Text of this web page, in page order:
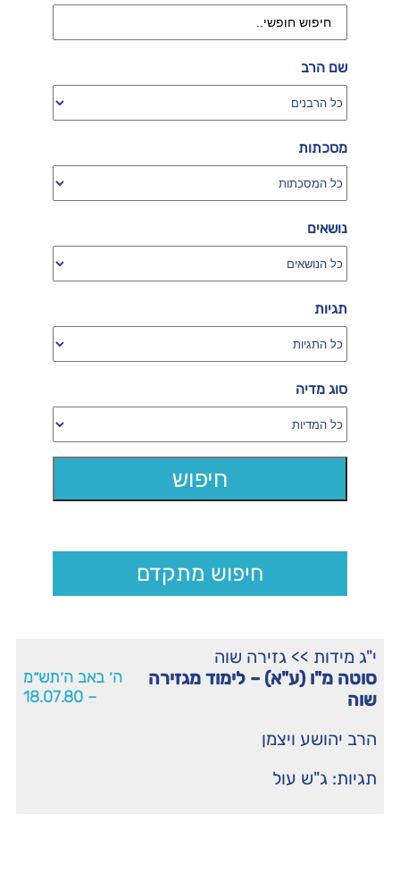
י"ג מידות >> גזירה שוה
סוטה מ"ו (ע"א) – לימוד מגזירה
שוה
הרב יהושע ויצמן
תגיות: ג"ש עול
ה׳ באב ה׳תש״מ
– 18.07.80
שם הרב
מסכתות
נושאים
תגיות
סוג מדיה
חיפוש מתקדם